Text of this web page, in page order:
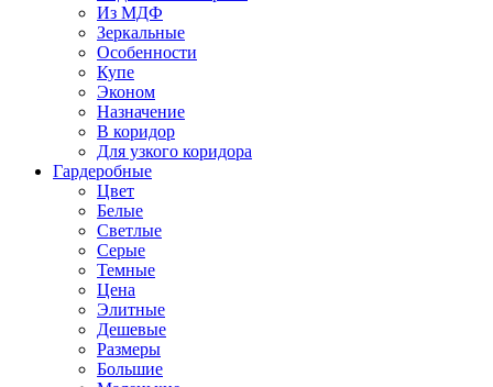
Из МДФ
Зеркальные
Особенности
Купе
Эконом
Назначение
В коридор
Для узкого коридора
Гардеробные
Цвет
Белые
Светлые
Серые
Темные
Цена
Элитные
Дешевые
Размеры
Большие